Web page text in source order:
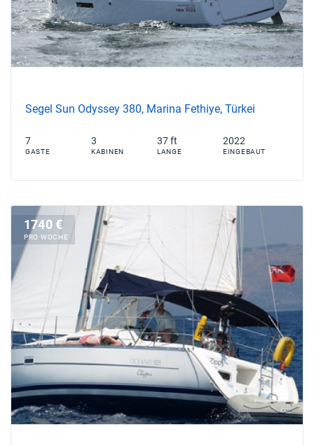
Segel Sun Odyssey 380, Marina Fethiye, Türkei
7
GASTE
3
KABINEN
37 ft
LANGE
2022
EINGEBAUT
1740 €
PRO WOCHE